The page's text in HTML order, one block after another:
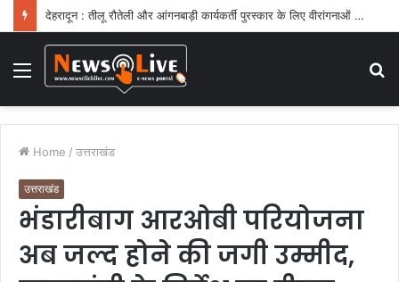
देहरादून : तीलू रौतेली और आंगनबाड़ी कार्यकर्ती पुरस्कार के लिए वीरांगनाओं का चयन : रेखा आर्या
Menu
Home / उत्तराखंड
उत्तराखंड
भंडारीबाग आरओबी परियोजना
अब जल्द होने की जगी उम्मीद,